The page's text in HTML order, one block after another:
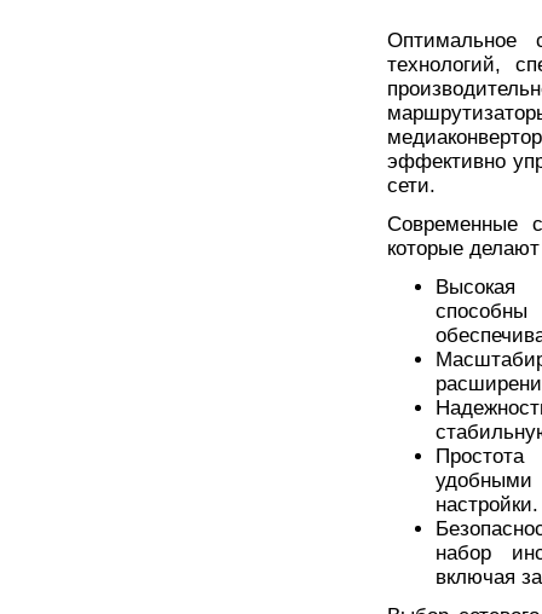
Оптимальное
технологий,
эффективно
сети.
Современные
которые
Высокая
удобными
настройки.
набор
включая